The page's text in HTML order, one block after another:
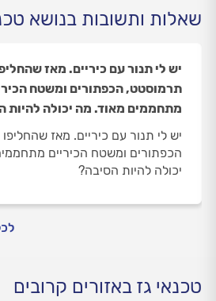
שאלות ותשובות בנושא
יש לי תנור עם כיריים. מאז
תרמוסטט, הכפתורים ומשטח
מתחממים מאוד. מה יכולה להיות
יש לי תנור עם כיריים. מאז
הכפתורים ומשטח הכיריים
יכולה להיות הסיבה?
טכנאי גז באזורים קרובים